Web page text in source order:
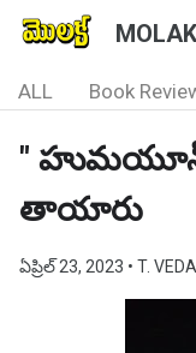
ALL Book
"
తాయారు
ఏప్రిల్ 23, 2023 • T.